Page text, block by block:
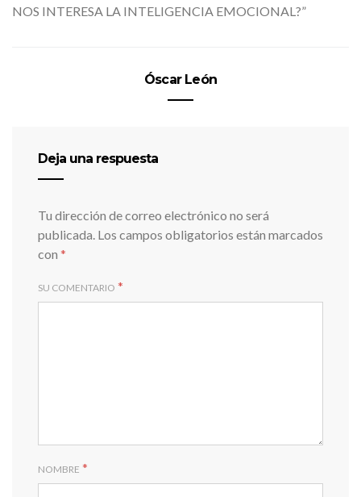
NOS INTERESA LA INTELIGENCIA EMOCIONAL?”
Óscar León
Deja una respuesta
Tu dirección de correo electrónico no será
publicada. Los campos obligatorios están marcados
con *
SU COMENTARIO *
NOMBRE *